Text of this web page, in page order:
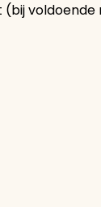
voldoende